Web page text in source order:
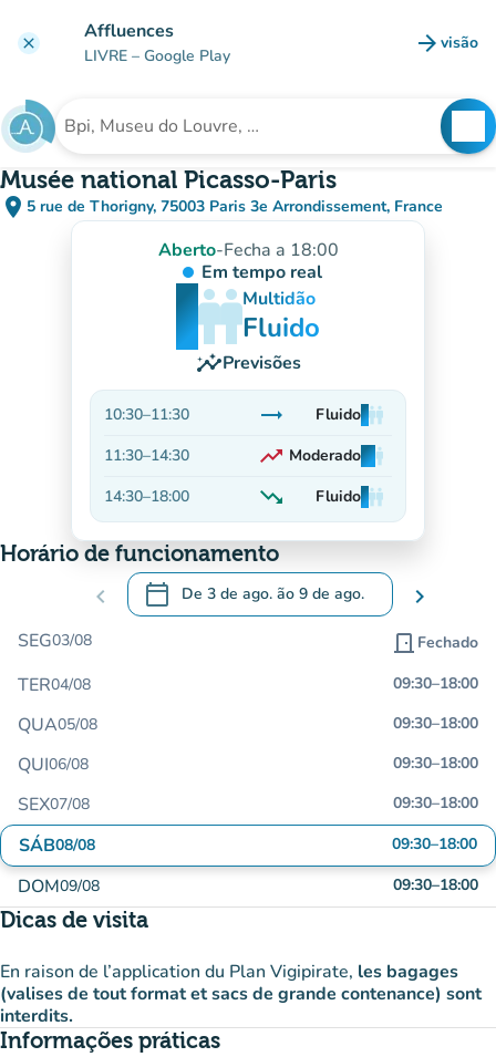
clear Affluences
LIVRE – Google Play arrow_forward visão
(novo
Procura uma instituição
Musée national Picasso-Paris
place 5 rue de Thorigny, 75003 Paris 3e Arrondissement, France
(abrir no Google Maps)
(novo separador)
Aberto-Fecha a 18:00
Em tempo real
man
man
manMultidão
Fluido
insightsPrevisões
10:30–11:30 trending_flat Fluidoman
man
man
11:30–14:30 trending_up Moderadoman
man
man
14:30–18:00 trending_down
Decrescente
Fluidoman
man
man
Horário de funcionamento
chevron_left calendar_today De 3 de ago. ão 9 de ago.
.Abra o calendário para alterar as datas
chevron_right
SEG03/08 door_front Fechado
TER04/08 09:30–18:00
QUA05/08 09:30–18:00
QUI06/08 09:30–18:00
SEX07/08 09:30–18:00
SÁB08/08 09:30–18:00
DOM09/08 09:30–18:00
Dicas de visita
En raison de l’application du Plan Vigipirate, les bagages
(valises de tout format et sacs de grande contenance) sont
interdits.
Informações práticas